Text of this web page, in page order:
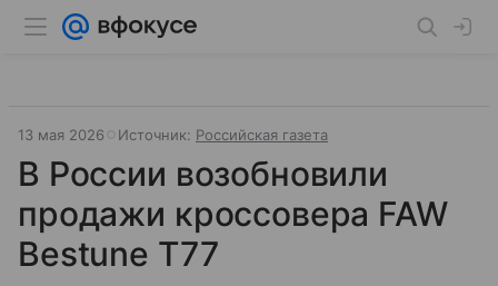
13 мая 2026 Источник: Российская газета
В России возобновили
продажи кроссовера FAW
Bestune T77